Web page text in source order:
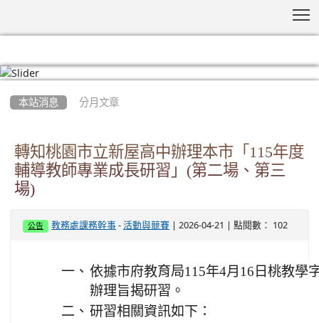
本站消息 分月文章
轉知桃園市立新屋高中辦理本市「115年度
輔導教師專業成長研習」(第二場、第三
場)
公告 教務處課務幹事 -活動與競賽 | 2026-04-21 | 點閱數： 102
一、 依據市府教育局115年4月16日桃教學
辦理旨揭研習。
二、 研習相關資訊如下：